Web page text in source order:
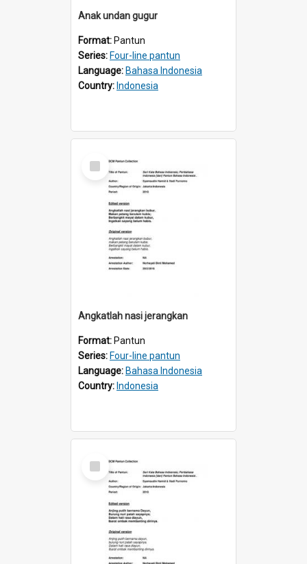
Anak undan gugur
Format: Pantun
Series: Four-line pantun
Language: Bahasa Indonesia
Country: Indonesia
Select
Item
Angkatlah nasi jerangkan
Format: Pantun
Series: Four-line pantun
Language: Bahasa Indonesia
Country: Indonesia
Select
Item